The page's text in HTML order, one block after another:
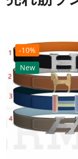
-10%
New